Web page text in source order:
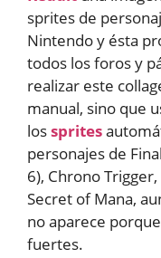
sprites de
Nintendo y ésta
todos los foros y
realizar este
manual, sino que
lossprites
personajes de
6), Chrono
Secret of Mana,
no aparece
fuertes.